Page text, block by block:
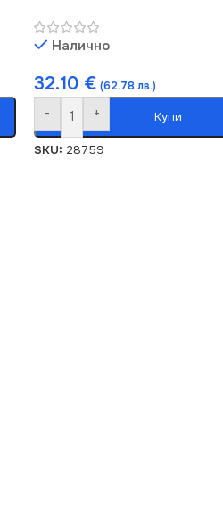
Налично
32.10 € (62.78 лв.)
- + Купи
SKU: 28759